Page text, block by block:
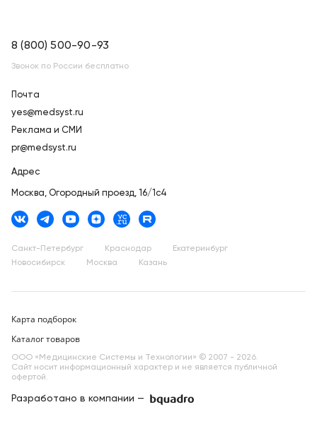
8 (800) 500-90-93
Звонок по России бесплатно
Почта
yes@medsyst.ru
Реклама и СМИ
pr@medsyst.ru
Адрес
Москва, Огородный проезд, 16/1с4
Санкт-Петербург Краснодар
Екатеринбург
Новосибирск
Москва Казань
Карта подборок
Каталог товаров
ООО «Медицинские Системы и Технологии» © 2007 - 2026.
Сайт носит информационный характер и не является публичной
офертой.
Разработано в компании —